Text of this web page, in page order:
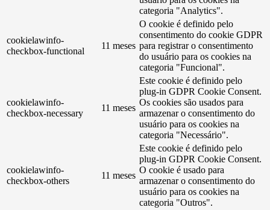
categoria "Analytics".
cookielawinfo-
checkbox-functional
11 meses
O cookie é definido pelo
consentimento do cookie GDPR
para registrar o consentimento
do usuário para os cookies na
categoria "Funcional".
cookielawinfo-
checkbox-necessary
11 meses
Este cookie é definido pelo
plug-in GDPR Cookie Consent.
Os cookies são usados ​​para
armazenar o consentimento do
usuário para os cookies na
categoria "Necessário".
cookielawinfo-
checkbox-others
11 meses
Este cookie é definido pelo
plug-in GDPR Cookie Consent.
O cookie é usado para
armazenar o consentimento do
usuário para os cookies na
categoria "Outros".